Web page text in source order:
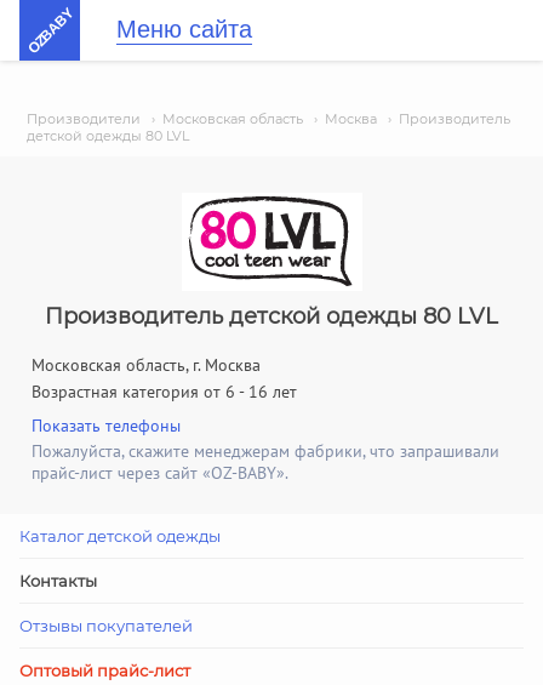
OZBABY Меню сайта
Производители › Московская область › Москва › Производитель
детской одежды 80 LVL
Производитель детской одежды 80 LVL
Московская область, г. Москва
Возрастная категория от 6 - 16 лет
Показать телефоны
Пожалуйста, скажите менеджерам фабрики, что запрашивали
прайс-лист через сайт «OZ-BABY».
Каталог детской одежды
Контакты
Отзывы покупателей
Оптовый прайс-лист